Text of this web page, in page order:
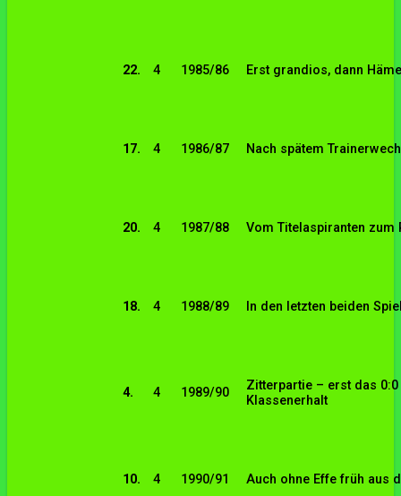
22. 4 1985/86 Erst grandios, dann
17. 4 1986/87 Nach spätem
20. 4 1987/88 Vom Titelaspiranten zum
18. 4 1988/89 In den letzten beiden
4. 4 1989/90
Zitterpartie – erst das
Klassenerhalt
10. 4 1990/91 Auch ohne Effe früh aus